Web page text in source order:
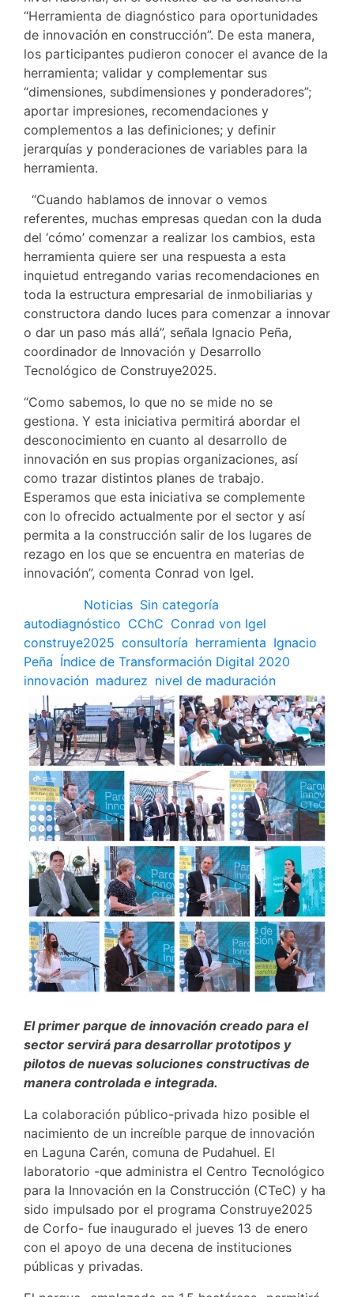
“Herramienta de diagnóstico para oportunidades
de innovación en construcción”. De esta manera,
los participantes pudieron conocer el avance de la
herramienta; validar y complementar sus
“dimensiones, subdimensiones y ponderadores”;
aportar impresiones, recomendaciones y
complementos a las definiciones; y definir
jerarquías y ponderaciones de variables para la
herramienta.
“Cuando hablamos de innovar o vemos
referentes, muchas empresas quedan con la duda
del ‘cómo’ comenzar a realizar los cambios, esta
herramienta quiere ser una respuesta a esta
inquietud entregando varias recomendaciones en
toda la estructura empresarial de inmobiliarias y
constructora dando luces para comenzar a innovar
o dar un paso más allá”, señala Ignacio Peña,
coordinador de Innovación y Desarrollo
Tecnológico de Construye2025.
“Como sabemos, lo que no se mide no se
gestiona. Y esta iniciativa permitirá abordar el
desconocimiento en cuanto al desarrollo de
innovación en sus propias organizaciones, así
como trazar distintos planes de trabajo.
Esperamos que esta iniciativa se complemente
con lo ofrecido actualmente por el sector y así
permita a la construcción salir de los lugares de
rezago en los que se encuentra en materias de
innovación”, comenta Conrad von Igel.
Noticias Sin categoría
autodiagnóstico CChC Conrad von Igel
construye2025 consultoría herramienta Ignacio
Peña Índice de Transformación Digital 2020
innovación madurez nivel de maduración
El primer parque de innovación creado para el
sector servirá para desarrollar prototipos y
pilotos de nuevas soluciones constructivas de
manera controlada e integrada.
La colaboración público-privada hizo posible el
nacimiento de un increíble parque de innovación
en Laguna Carén, comuna de Pudahuel. El
laboratorio -que administra el Centro Tecnológico
para la Innovación en la Construcción (CTeC) y ha
sido impulsado por el programa Construye2025
de Corfo- fue inaugurado el jueves 13 de enero
con el apoyo de una decena de instituciones
públicas y privadas.